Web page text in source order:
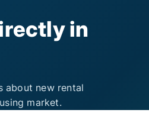
in
about new rental
market.